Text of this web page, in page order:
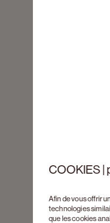
COOKIES |
Afin de vous offrir
technologies
que les cookies